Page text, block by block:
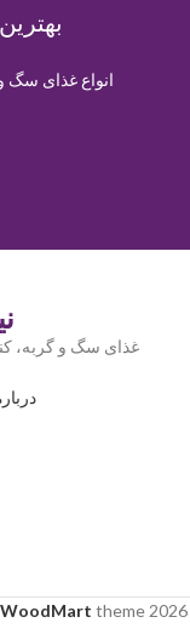
انواع غذای سگ
غذای سگ و گربه،
WoodMart theme 2026